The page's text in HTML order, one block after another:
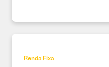
Renda Fixa